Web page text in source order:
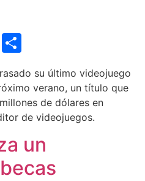
Email
su último videojuego
verano, un título que
de dólares en
de videojuegos.
un